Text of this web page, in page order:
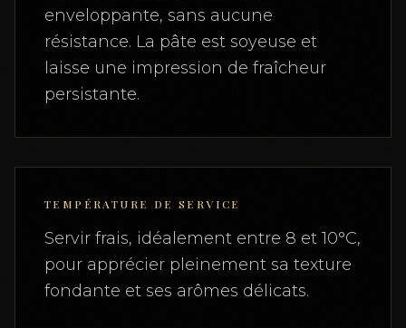
enveloppante, sans aucune
résistance. La pâte est soyeuse et
laisse une impression de fraîcheur
persistante.
TEMPÉRATURE DE SERVICE
Servir frais, idéalement entre 8 et 10°C,
pour apprécier pleinement sa texture
fondante et ses arômes délicats.